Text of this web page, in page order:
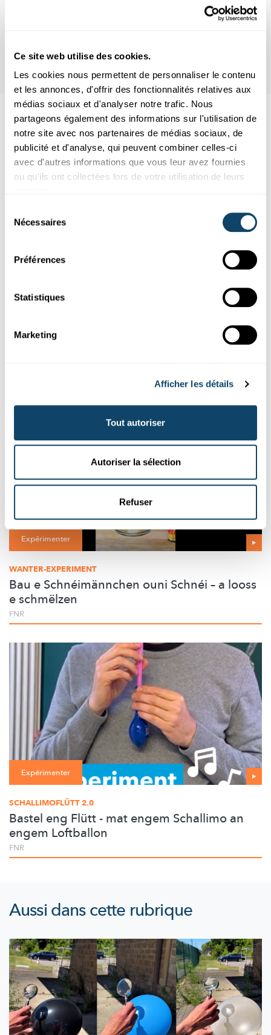
Ce site web utilise des cookies.
Les cookies nous permettent de personnaliser le contenu
et les annonces, d'offrir des fonctionnalités relatives aux
médias sociaux et d'analyser notre trafic. Nous
partageons également des informations sur l'utilisation de
notre site avec nos partenaires de médias sociaux, de
publicité et d'analyse, qui peuvent combiner celles-ci
avec d'autres informations que vous leur avez fournies
ou qu'ils ont collectées lors de votre utilisation de leurs
Nécessaires
Préférences
Statistiques
Marketing
Afficher les détails
Tout autoriser
Autoriser la sélection
Refuser
Aussi intéréssant
EXPERIMENT LICHT
Expérimenter
WANTER-EXPERIMENT
Bau e Schnéimännchen ouni Schnéi – a looss
e schmëlzen
FNR
Expérimenter
SCHALLIMOFLÜTT 2.0
Bastel eng Flütt - mat engem Schallimo an
engem Loftballon
FNR
Aussi dans cette rubrique